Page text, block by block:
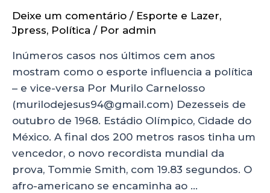
Deixe um comentário / Esporte e Lazer,
Jpress, Política / Por admin
Inúmeros casos nos últimos cem anos
mostram como o esporte influencia a política
– e vice-versa Por Murilo Carnelosso
(murilodejesus94@gmail.com) Dezesseis de
outubro de 1968. Estádio Olímpico, Cidade do
México. A final dos 200 metros rasos tinha um
vencedor, o novo recordista mundial da
prova, Tommie Smith, com 19.83 segundos. O
afro-americano se encaminha ao …